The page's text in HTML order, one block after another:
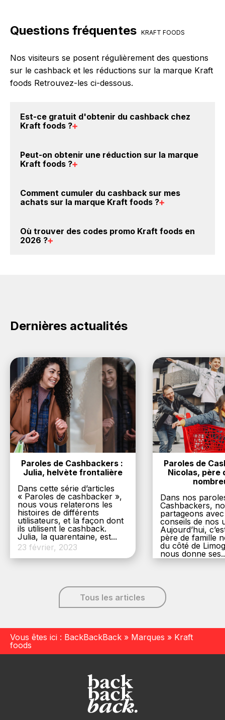
Questions fréquentes KRAFT FOODS
Nos visiteurs se posent régulièrement des questions
sur le cashback et les réductions sur la marque Kraft
foods Retrouvez-les ci-dessous.
Est-ce gratuit d'obtenir du cashback chez
Kraft foods ?
compte gratuitement pour cumuler vos réductions
Kraft foods.
Peut-on obtenir une réduction sur la marque
Kraft foods ?
crédités sur votre cagnotte BackBackBack lorsque
vous achetez des produits de la marque Kraft foods
compte de vos éventuels bonus.
Comment cumuler du cashback sur mes
achats sur la marque Kraft foods ?
foods : Créez votre compte sur BackBackBack et
Où trouver des codes promo Kraft foods en
2026 ?
Dernières actualités
Paroles de Cashbackers :
Julia, helvète frontalière
Dans cette série d’articles
« Paroles de cashbacker »,
nous vous relaterons les
histoires de différents
utilisateurs, et la façon dont
ils utilisent le cashback.
Julia, la quarentaine, est...
23 février, 2023
Paroles de
Nicolas, père
Dans nos
Cashbackers,
partageons
conseils de nos
Aujourd’hui,
père de famille
du côté de
nous donne
Tous les articles
Vous êtes ici : BackBackBack » Marques » Kraft
foods